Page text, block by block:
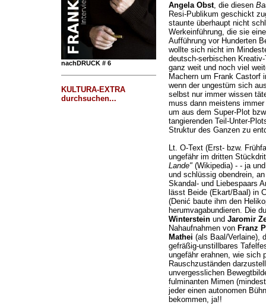
nachDRUCK # 6
KULTURA-EXTRA
durchsuchen...
Angela Obst, die diesen
Resi-Publikum geschickt
staunte überhaupt nicht
Werkeinführung, die sie
Aufführung vor Hunderten
wollte sich nicht im
deutsch-serbischen
ganz weit und noch viel
Machern um Frank Castorf
wenn der ungestüm sich
selbst nur immer wissen
muss dann meistens
um aus dem Super-Plot
tangierenden Teil-Unter-
Struktur des Ganzen zu
Lt. O-Text (Erst- bzw.
ungefähr im dritten
Lande"(Wikipedia) - - ja
und schlüssig obendrein,
Skandal- und Liebespaars
lässt Beide (Ekart/Baal) in
(Denić baute ihm den
herumvagabundieren. Die
Wintersteinund Jaromir
Nahaufnahmen von Franz
Mathei (als Baal/Verlaine),
gefräßig-unstillbares
ungefähr erahnen, wie sich
Rauschzuständen
unvergesslichen
fulminanten Mimen
jeder einen autonomen
bekommen, ja!!